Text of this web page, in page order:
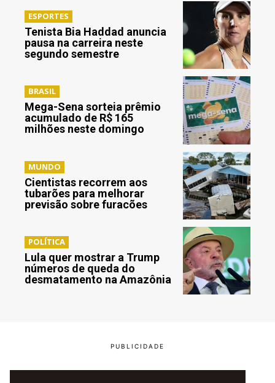
ESPORTES
Tenista Bia Haddad anuncia
pausa na carreira neste
segundo semestre
BRASIL
Mega-Sena sorteia prêmio
acumulado de R$ 165
milhões neste domingo
MUNDO
Cientistas recorrem aos
tubarões para melhorar
previsão sobre furacões
POLÍTICA
Lula quer mostrar a Trump
números de queda do
desmatamento na Amazônia